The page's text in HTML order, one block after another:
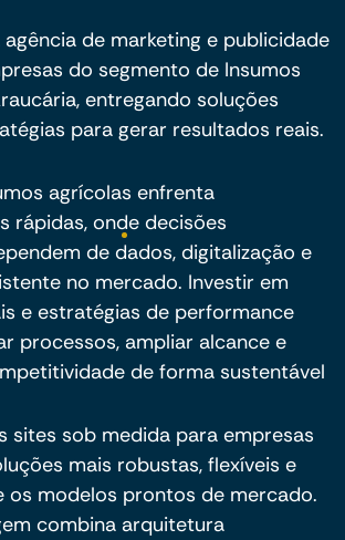
agência de marketing e publicidade
do segmento de Insumos
entregando soluções
para gerar resultados reais.
agrícolas enfrenta
rápidas, onde decisões
de dados, digitalização e
no mercado. Investir em
e estratégias de performance
processos, ampliar alcance e
de forma sustentável
sites sob medida para empresas
mais robustas, flexíveis e
os modelos prontos de mercado.
combina arquitetura